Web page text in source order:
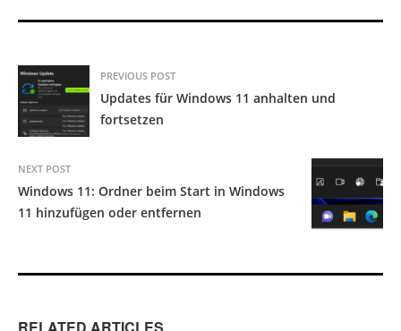
PREVIOUS POST
Updates für Windows 11 anhalten und
fortsetzen
NEXT POST
Windows 11: Ordner beim Start in Windows
11 hinzufügen oder entfernen